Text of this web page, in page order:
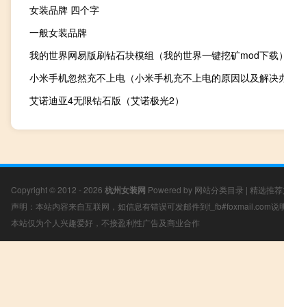
女装品牌 四个字
一般女装品牌
我的世界网易版刷钻石块模组（我的世界一键挖矿mod下载）
小米手机忽然充不上电（小米手机充不上电的原因以及解决
艾诺迪亚4无限钻石版（艾诺极光2）
Copyright © 2012 - 2026 杭州女装网 Powered by 网站分类目录 | 精选推
声明：本站内容来自互联网，如信息有错误可发邮件到f_fb#foxmail.com说
本站仅为个人兴趣爱好，不接盈利性广告及商业合作